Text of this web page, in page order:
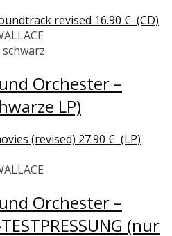
revised 16.90 € (CD)
Orchester –
LP)
(revised) 27.90 € (LP)
Orchester –
(nur